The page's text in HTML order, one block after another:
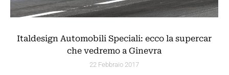
Italdesign Automobili Speciali: ecco la supercar
che vedremo a Ginevra
22 Febbraio 2017